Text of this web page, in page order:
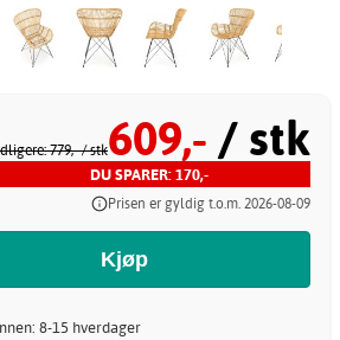
779,-/ stk609,- / stk
DU SPARER: 170,-
Prisen er gyldig t.o.m. 2026-08-09
8-15 hverdager